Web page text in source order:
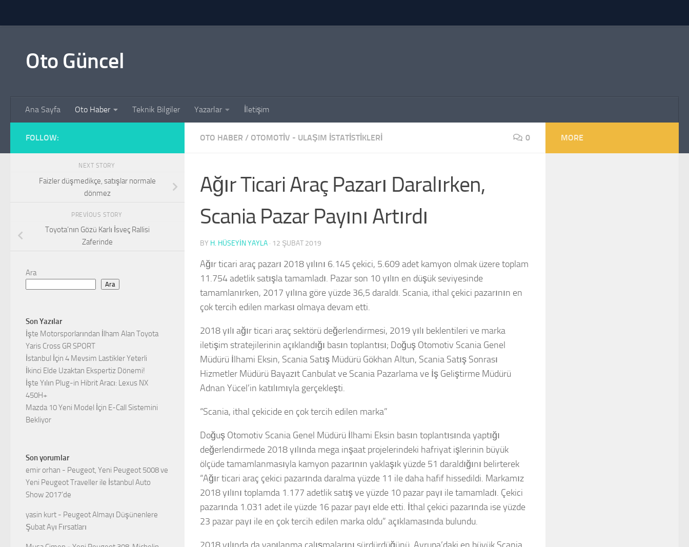
Oto Güncel
Ana Sayfa Oto Haber Teknik Bilgiler Yazarlar İletişim
OTO HABER / OTOMOTIV - ULAŞIM İSTATISTIKLERI 0
Ağır Ticari Araç Pazarı Daralırken,
Scania Pazar Payını Artırdı
BY H. HÜSEYIN YAYLA · 12 ŞUBAT 2019
Ağır ticari araç pazarı 2018 yılını 6.145 çekici, 5.609 adet kamyon olmak üzere toplam
11.754 adetlik satışla tamamladı. Pazar son 10 yılın en düşük seviyesinde
tamamlanırken, 2017 yılına göre yüzde 36,5 daraldı. Scania, ithal çekici pazarının en
çok tercih edilen markası olmaya devam etti.
2018 yılı ağır ticari araç sektörü değerlendirmesi, 2019 yılı beklentileri ve marka
iletişim stratejilerinin açıklandığı basın toplantısı; Doğuş Otomotiv Scania Genel
Müdürü İlhami Eksin, Scania Satış Müdürü Gökhan Altun, Scania Satış Sonrası
Hizmetler Müdürü Bayazıt Canbulat ve Scania Pazarlama ve İş Geliştirme Müdürü
Adnan Yücel’in katılımıyla gerçekleşti.
“Scania, ithal çekicide en çok tercih edilen marka”
Doğuş Otomotiv Scania Genel Müdürü İlhami Eksin basın toplantısında yaptığı
değerlendirmede 2018 yılında mega inşaat projelerindeki hafriyat işlerinin büyük
ölçüde tamamlanmasıyla kamyon pazarının yaklaşık yüzde 51 daraldığını belirterek
“Ağır ticari araç çekici pazarında daralma yüzde 11 ile daha hafif hissedildi. Markamız
2018 yılını toplamda 1.177 adetlik satış ve yüzde 10 pazar payı ile tamamladı. Çekici
pazarında 1.031 adet ile yüzde 16 pazar payı elde etti. İthal çekici pazarında ise yüzde
23 pazar payı ile en çok tercih edilen marka oldu” açıklamasında bulundu.
FOLLOW:
NEXT STORY
Faizler düşmedikçe, satışlar normale
dönmez
PREVIOUS STORY
Toyota’nın Gözü Karlı İsveç Rallisi
Zaferinde
Ara
Ara
Son Yazılar
İşte Motorsporlarından İlham Alan Toyota
Yaris Cross GR SPORT
İstanbul İçin 4 Mevsim Lastikler Yeterli
İkinci Elde Uzaktan Ekspertiz Dönemi!
İşte Yılın Plug-in Hibrit Aracı: Lexus NX
450H+
Mazda 10 Yeni Model İçin E-Call Sistemini
Bekliyor
Son yorumlar
emir orhan - Peugeot, Yeni Peugeot 5008 ve
Yeni Peugeot Traveller ile İstanbul Auto
Show 2017’de
yasin kurt - Peugeot Almayı Düşünenlere
Şubat Ayı Fırsatları
MORE